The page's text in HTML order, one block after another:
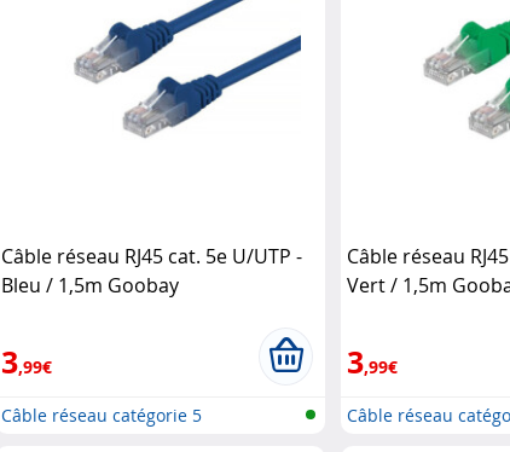
Câble réseau RJ45 cat. 5e U/UTP -
Bleu / 1,5m Goobay
3,99€
Câble réseau catégorie 5
Câble réseau
Vert / 1,5m
3,99€
Câble réseau